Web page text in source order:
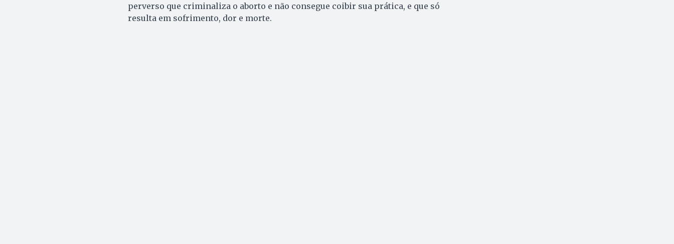
perverso que criminaliza o aborto e não consegue coibir sua prática, e que só
resulta em sofrimento, dor e morte.